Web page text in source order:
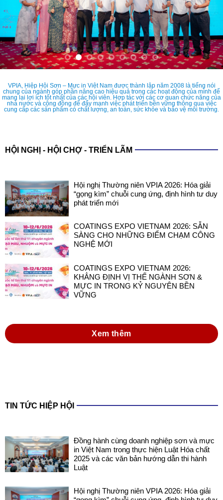
VPIA, Hiệp Hội Sơn – Mực in Việt Nam được thành lập năm 2008 là tiếng nói
chung của ngành góp phần nâng cao hiệu quả trong các hoạt động của mình để
mang lại lợi ích tốt nhất của các hội viên. Hợp tác với các cơ quan chức năng của
nhà nước và cộng đồng để đẩy mạnh việc phát triển bền vững thông qua việc
cung cấp các sản phẩm có chất lượng, an toàn, sức khỏe và bảo vệ môi trường.
HỘI NGHỊ - HỘI CHỢ - TRIỂN LÃM
Hội nghị Thường niên VPIA 2026: Hóa giải
“gọng kìm” chuỗi cung ứng, định hình tư duy
phát triển mới
COATINGS EXPO VIETNAM 2026: SẴN
SÀNG CHO NHỮNG ĐIỂM CHẠM CÔNG
NGHỆ MỚI
COATINGS EXPO VIETNAM 2026:
KHẲNG ĐỊNH VỊ THẾ NGÀNH SƠN &
MỰC IN TRONG KỶ NGUYÊN BỀN
VỮNG
Xem thêm
TIN TỨC HIỆP HỘI
Đồng hành cùng doanh nghiệp sơn và mực
in Việt Nam trong thực hiện Luật Hóa chất
2025 và các văn bản hướng dẫn thi hành
Luật
Hội nghị Thường niên VPIA 2026: Hóa giải